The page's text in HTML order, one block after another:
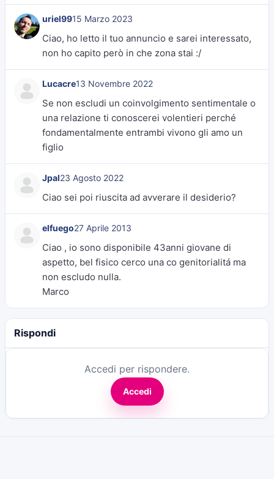
uriel9915 Marzo 2023
Ciao, ho letto il tuo annuncio e sarei interessato,
non ho capito però in che zona stai :/
Lucacre13 Novembre 2022
Se non escludi un coinvolgimento sentimentale o
una relazione ti conoscerei volentieri perché
fondamentalmente entrambi vivono gli amo un
figlio
Jpal23 Agosto 2022
Ciao sei poi riuscita ad avverare il desiderio?
elfuego27 Aprile 2013
Ciao , io sono disponibile 43anni giovane di
aspetto, bel fisico cerco una co genitorialitá ma
non escludo nulla.
Marco
Rispondi
Accedi per rispondere.
Accedi